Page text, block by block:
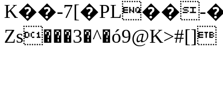
K��-
Zs���3�^�ó9@K>#[]